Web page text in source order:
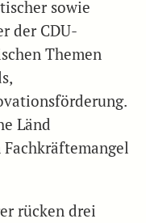
sowie
der CDU-
Themen
Länd
rücken drei